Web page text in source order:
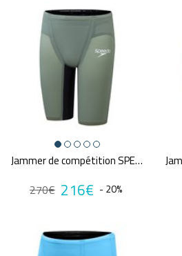
Jammer de compétition SPEEDO FS LZR PURE VALOR 2.0
270€ 216€ - 20%